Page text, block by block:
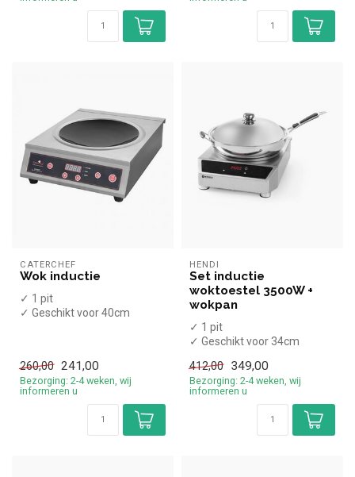
✓ 230 Vo...
CATERCHEF
Wok inductie
✓ 1 pit
✓ Geschikt voor 40cm
✓ 230 Vol...
260,00 241,00
Bezorging: 2-4 weken, wij
informeren u
HENDI
Set inductie
woktoestel 3500W +
wokpan
✓ 1 pit
✓ Geschikt voor 34cm
✓ Tafelmodel
✓ 3,5 kW
✓ 230 Vol...
412,00 349,00
Bezorging: 2-4 weken, wij
informeren u